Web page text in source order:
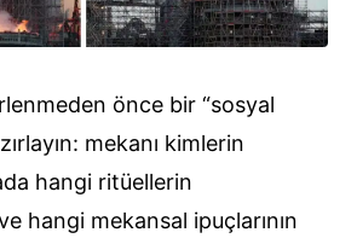
önce bir “sosyal
mekanı kimlerin
hangi ritüellerin
hangi mekansal ipuçlarının